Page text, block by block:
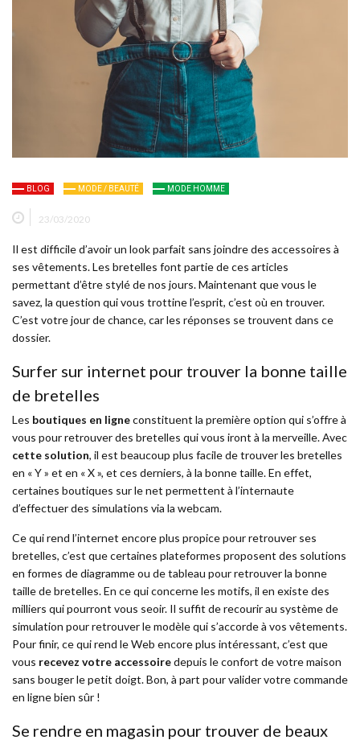
BLOG MODE / BEAUTÉ MODE HOMME
23/03/2020
Il est difficile d’avoir un look parfait sans joindre des accessoires à
ses vêtements. Les bretelles font partie de ces articles
permettant d’être stylé de nos jours. Maintenant que vous le
savez, la question qui vous trottine l’esprit, c’est où en trouver.
C’est votre jour de chance, car les réponses se trouvent dans ce
dossier.
Surfer sur internet pour trouver la bonne taille
de bretelles
Les boutiques en ligneconstituent la première option qui s’offre à
vous pour retrouver des bretelles qui vous iront à la merveille. Avec
cette solution, il est beaucoup plus facile de trouver les bretelles
en « Y » et en « X », et ces derniers, à la bonne taille. En effet,
certaines boutiques sur le net permettent à l’internaute
d’effectuer des simulations via la webcam.
Ce qui rend l’internet encore plus propice pour retrouver ses
bretelles, c’est que certaines plateformes proposent des solutions
en formes de diagramme ou de tableau pour retrouver la bonne
taille de bretelles. En ce qui concerne les motifs, il en existe des
milliers qui pourront vous seoir. Il suffit de recourir au système de
simulation pour retrouver le modèle qui s’accorde à vos vêtements.
Pour finir, ce qui rend le Web encore plus intéressant, c’est que
vous recevez votre accessoiredepuis le confort de votre maison
sans bouger le petit doigt. Bon, à part pour valider votre commande
en ligne bien sûr !
Se rendre en magasin pour trouver de beaux